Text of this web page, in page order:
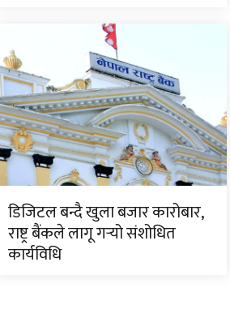
डिजिटल बन्दै खुला बजार कारोबार,
राष्ट्र बैंकले लागू गर्‍यो संशोधित
कार्यविधि